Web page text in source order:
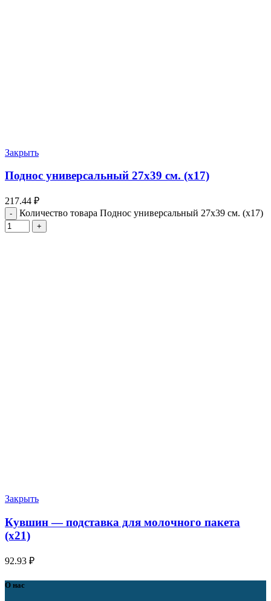
Закрыть
Поднос универсальный 27х39 см. (х17)
217.44 ₽
Количество товара Поднос универсальный 27х39 см. (х17)
Закрыть
Кувшин — подставка для молочного пакета
(х21)
92.93 ₽
О нас